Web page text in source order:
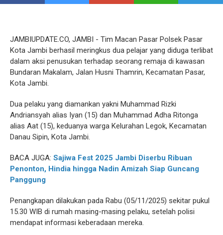
JAMBIUPDATE.CO, JAMBI - Tim Macan Pasar Polsek Pasar
Kota Jambi berhasil meringkus dua pelajar yang diduga terlibat
dalam aksi penusukan terhadap seorang remaja di kawasan
Bundaran Makalam, Jalan Husni Thamrin, Kecamatan Pasar,
Kota Jambi.
Dua pelaku yang diamankan yakni Muhammad Rizki
Andriansyah alias Iyan (15) dan Muhammad Adha Ritonga
alias Aat (15), keduanya warga Kelurahan Legok, Kecamatan
Danau Sipin, Kota Jambi.
BACA JUGA: Sajiwa Fest 2025 Jambi Diserbu Ribuan
Penonton, Hindia hingga Nadin Amizah Siap Guncang
Panggung
Penangkapan dilakukan pada Rabu (05/11/2025) sekitar pukul
15.30 WIB di rumah masing-masing pelaku, setelah polisi
mendapat informasi keberadaan mereka.